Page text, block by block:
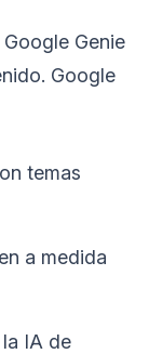
Genie
Google
temas
a medida
IA de